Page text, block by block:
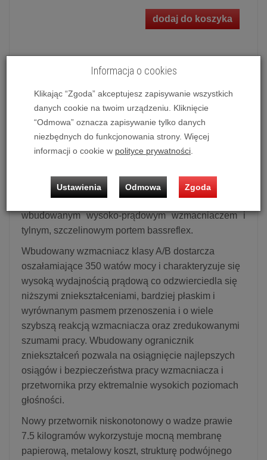
dodaj do koszyka
(Czarny)
Możliwość zakupu produktu w bezpłatnym systemie
ratalnym0%na10 i 20 miesięcylubspecjalna oferta
Thunder SW-12to aktywny subwoofer z
pojedyńczym 12" przetwornikiem niskotonowym oraz
wbudowanym wysoko-prądowym wzmacniaczem i
tylnym, szczelinowym portem bassreflex.
Wbudowany wzmacniacz klasy A/B dostarcza
oszałamiające 350 watów mocy i charakteryzuje się
wysoką wydajnością prądową co odzwierciedla się
niższymi zniekształceniami, bardziej płaskim i
wyrównanym pasmem przenoszenia i o wiele
szybszą reakcją wzmacniacza oraz zredukowanymi
szumami pracy. Wbudowany ogranicznik
zniekształceń pozwala na osiągnięcie najlepszych
osiągów i bezpieczeństwa pracy wzmacniacza i
przetwornika przy ektremalnie wysokich poziomach
głośności.
Nowy przetwornik niskonotonowy o wadze prawie
7.5 kilogramów wykorzystuje mocną membranę
papierową, metalowy koszt, strukturę podwójnego
Informacja o cookies
Klikając “Zgoda” akceptujesz zapisywanie wszystkich
danych cookie na twoim urządzeniu. Kliknięcie
“Odmowa” oznacza zapisywanie tylko danych
niezbędnych do funkcjonowania strony. Więcej
informacji o cookie w polityce prywatności.
Ustawienia Odmowa Zgoda